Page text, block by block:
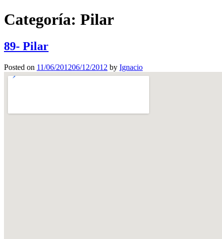
Categoría: Pilar
89- Pilar
Posted on 11/06/201206/12/2012 by Ignacio